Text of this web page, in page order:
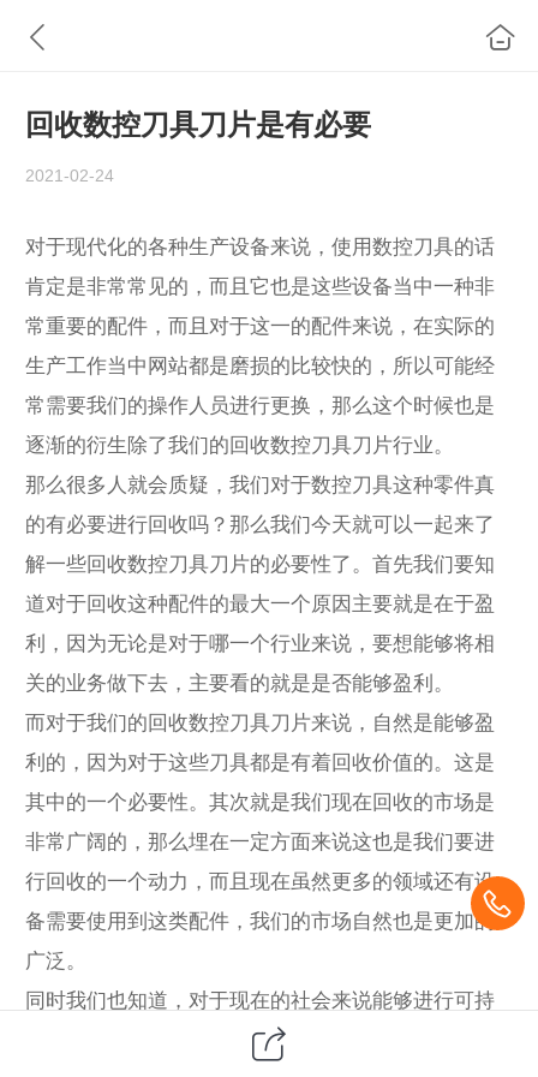
回收数控刀具刀片是有必要
2021-02-24
对于现代化的各种生产设备来说，使用数控刀具的话
肯定是非常常见的，而且它也是这些设备当中一种非
常重要的配件，而且对于这一的配件来说，在实际的
生产工作当中网站都是磨损的比较快的，所以可能经
常需要我们的操作人员进行更换，那么这个时候也是
逐渐的衍生除了我们的回收数控刀具刀片行业。
那么很多人就会质疑，我们对于数控刀具这种零件真
的有必要进行回收吗？那么我们今天就可以一起来了
解一些回收数控刀具刀片的必要性了。首先我们要知
道对于回收这种配件的最大一个原因主要就是在于盈
利，因为无论是对于哪一个行业来说，要想能够将相
关的业务做下去，主要看的就是是否能够盈利。
而对于我们的回收数控刀具刀片来说，自然是能够盈
利的，因为对于这些刀具都是有着回收价值的。这是
其中的一个必要性。其次就是我们现在回收的市场是
非常广阔的，那么埋在一定方面来说这也是我们要进
行回收的一个动力，而且现在虽然更多的领域还有设
备需要使用到这类配件，我们的市场自然也是更加的
广泛。
同时我们也知道，对于现在的社会来说能够进行可持
续发展也是一个主流的发展趋势，而我们的回收数控